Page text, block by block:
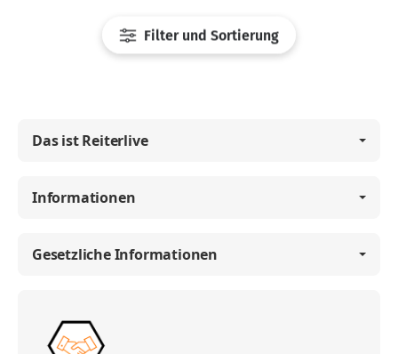
Filter und Sortierung
Das ist Reiterlive
Informationen
Gesetzliche Informationen